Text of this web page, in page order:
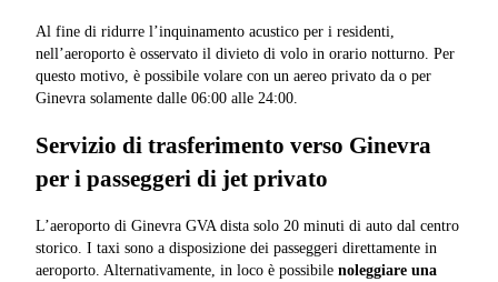
Al fine di ridurre l’inquinamento acustico per i residenti,
nell’aeroporto è osservato il divieto di volo in orario notturno. Per
questo motivo, è possibile volare con un aereo privato da o per
Ginevra solamente dalle 06:00 alle 24:00.
Servizio di trasferimento verso Ginevra
per i passeggeri di jet privato
L’aeroporto di Ginevra GVA dista solo 20 minuti di auto dal centro
storico. I taxi sono a disposizione dei passeggeri direttamente in
aeroporto. Alternativamente, in loco è possibile noleggiare una